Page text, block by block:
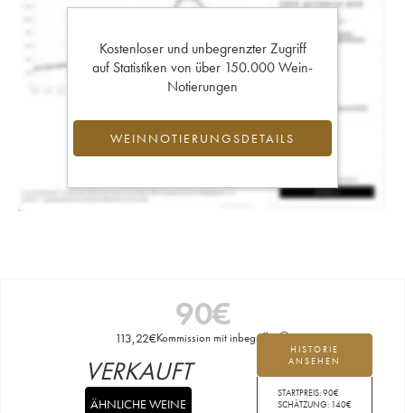
Kostenloser und unbegrenzter Zugriff
auf Statistiken von über 150.000 Wein-
Notierungen
WEINNOTIERUNGSDETAILS
90€
113,22€Kommission mit inbegriffen
HISTORIE
ANSEHEN
STARTPREIS:90€
SCHÄTZUNG: 140€
VERKAUFT
ÄHNLICHE WEINE